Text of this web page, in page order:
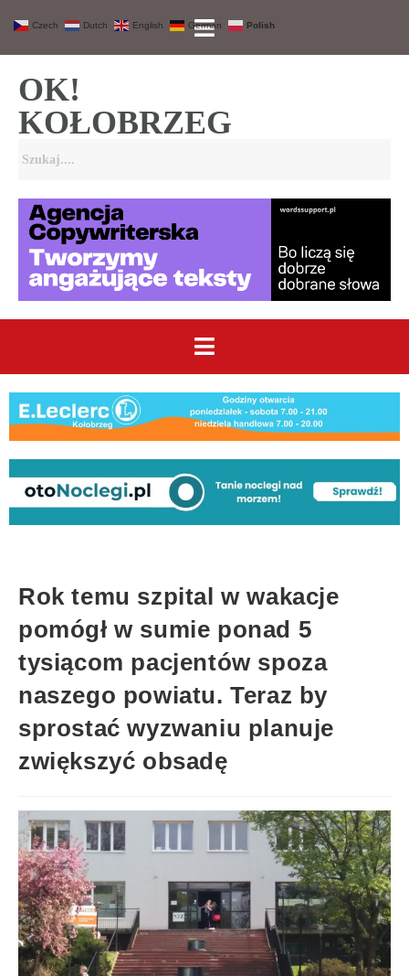
OK!
KOŁOBRZEG
Rok temu szpital w wakacje
pomógł w sumie ponad 5
tysiącom pacjentów spoza
naszego powiatu. Teraz by
sprostać wyzwaniu planuje
zwiększyć obsadę
Czech Dutch English German Polish